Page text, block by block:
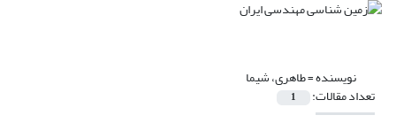
نویسنده =طاهری، شیما
تعداد مقالات: 1